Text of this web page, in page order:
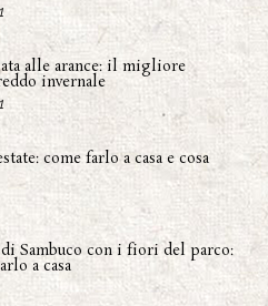
alle arance: il migliore
invernale
come farlo a casa e cosa
Sambuco con i fiori del parco:
a casa